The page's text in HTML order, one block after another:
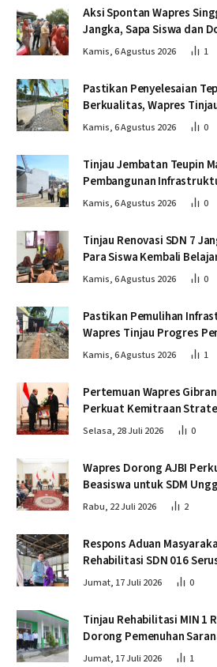
Aksi Spontan Wapres
Jangka, Sapa Siswa dan
Sekolah
Kamis, 6 Agustus 2026 1
Pastikan Penyelesaian
Berkualitas, Wapres
Jembatan Lumut
Kamis, 6 Agustus 2026 0
Tinjau Jembatan Teupin
Pembangunan
dan Tepat Waktu
Kamis, 6 Agustus 2026 0
Tinjau Renovasi SDN 7
Para Siswa Kembali
Pascabencana
Kamis, 6 Agustus 2026 0
Pastikan Pemulihan
Wapres Tinjau Progres
Krueng Tingkeum Bireuen
Kamis, 6 Agustus 2026 1
Pertemuan Wapres
Perkuat Kemitraan
Kamboja
Selasa, 28 Juli 2026 0
Wapres Dorong AJBI
Beasiswa untuk SDM
Rabu, 22 Juli 2026 2
Respons Aduan
Rehabilitasi SDN 016
Jumat, 17 Juli 2026 0
Tinjau Rehabilitasi MIN 1
Dorong Pemenuhan
Jumat, 17 Juli 2026 1